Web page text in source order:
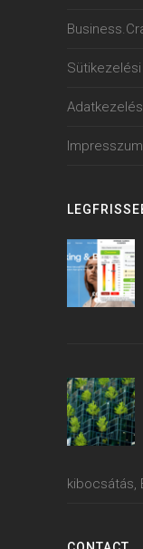
Impresszum
kibocsátás,